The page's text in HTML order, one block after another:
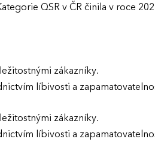
QSR v ČR činila v roce
zákazníky.
líbivosti a
zákazníky.
líbivosti a